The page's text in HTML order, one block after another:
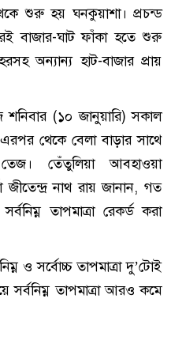
শুরু হয় ঘনকুয়াশা। প্রচন্ড
বাজার-ঘাট ফাঁকা হতে শুরু
অন্যান্য হাট-বাজার প্রায়
(১০ জানুয়ারি) সকাল
থেকে বেলা বাড়ার সাথে
তেঁতুলিয়া আবহাওয়া
জীতেন্দ্র নাথ রায় জানান, গত
তাপমাত্রা রেকর্ড করা
ও সর্বোচ্চ তাপমাত্রা দু’টোই
সর্বনিম্ন তাপমাত্রা আরও কমে